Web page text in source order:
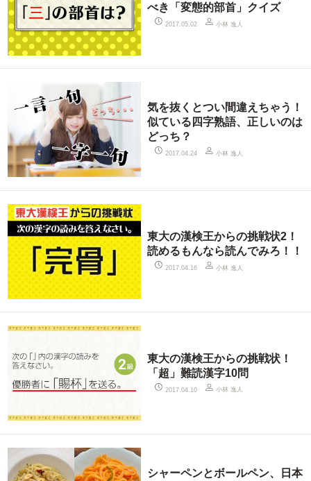
べき「変態的部首」クイズ
2017.05.02 小林 逸人
気を抜くとつい間違えちゃう！
似ている四字熟語、正しいのは
どっち？
2017.04.24 小林 逸人
東大の漢検王からの挑戦状2！
読めるもんなら読んでみろ！！
2017.04.16 小林 逸人
東大の漢検王からの挑戦状！
「超」難読漢字10問
2017.04.10 小林 逸人
シャーペンとボールペン、日本